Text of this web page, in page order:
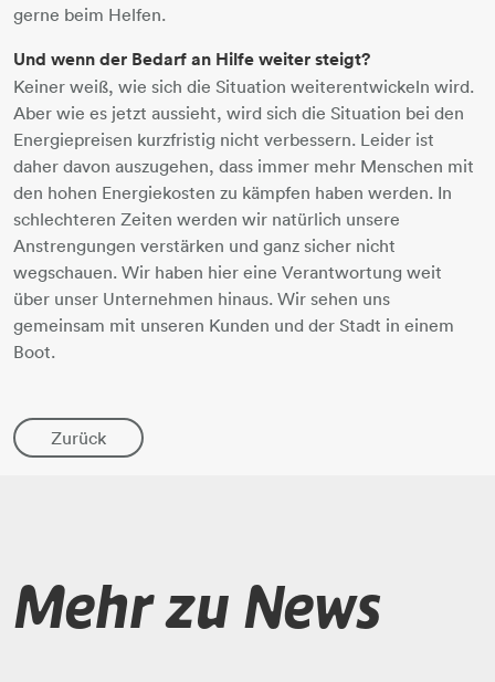
gerne beim Helfen.
Und wenn der Bedarf an Hilfe weiter steigt?
Keiner weiß, wie sich die Situation weiterentwickeln wird.
Aber wie es jetzt aussieht, wird sich die Situation bei den
Energiepreisen kurzfristig nicht verbessern. Leider ist
daher davon auszugehen, dass immer mehr Menschen mit
den hohen Energiekosten zu kämpfen haben werden. In
schlechteren Zeiten werden wir natürlich unsere
Anstrengungen verstärken und ganz sicher nicht
wegschauen. Wir haben hier eine Verantwortung weit
über unser Unternehmen hinaus. Wir sehen uns
gemeinsam mit unseren Kunden und der Stadt in einem
Boot.
Zurück
Mehr zu News